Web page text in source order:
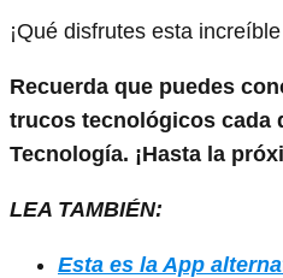
¡Qué disfrutes esta
Recuerda que puedes
trucos tecnológicos cada
Tecnología. ¡Hasta la
LEA TAMBIÉN:
Esta es la App